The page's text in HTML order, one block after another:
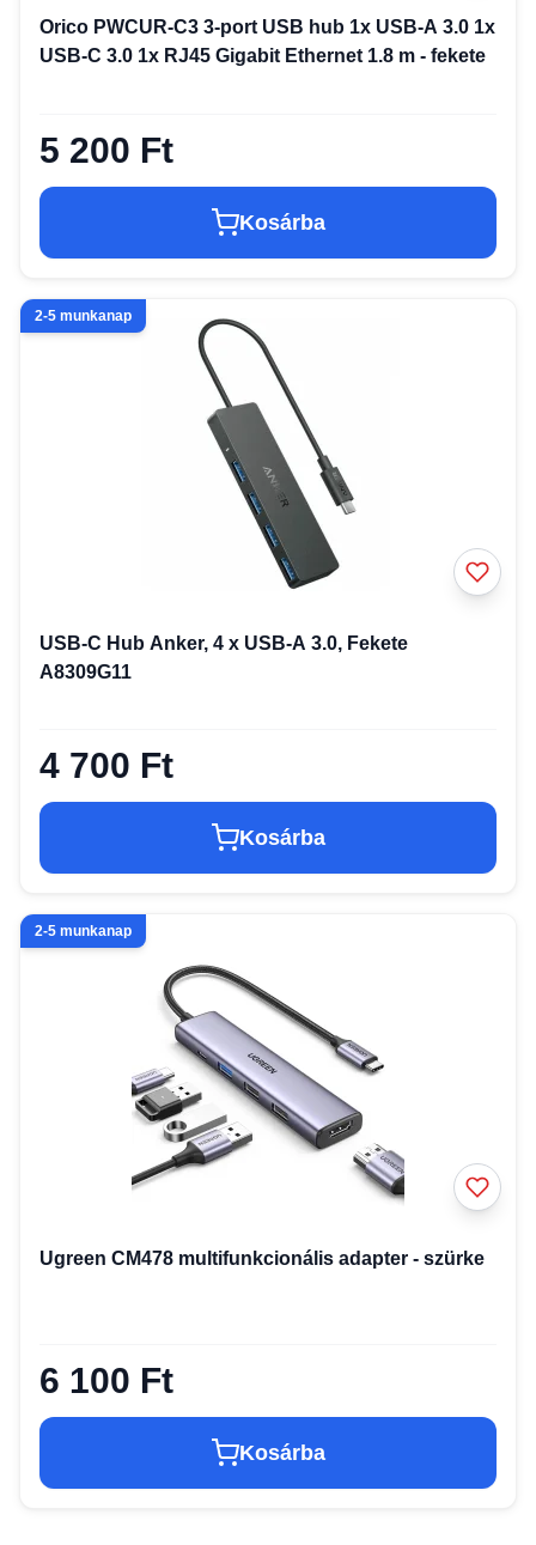
Orico PWCUR-C3 3-port USB hub 1x USB-A 3.0 1x
USB-C 3.0 1x RJ45 Gigabit Ethernet 1.8 m - fekete
5 200 Ft
Kosárba
2-5 munkanap
USB-C Hub Anker, 4 x USB-A 3.0, Fekete
A8309G11
4 700 Ft
Kosárba
2-5 munkanap
Ugreen CM478 multifunkcionális adapter - szürke
6 100 Ft
Kosárba